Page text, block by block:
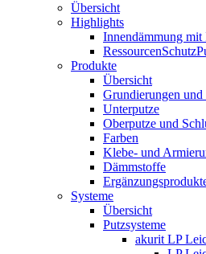
Übersicht
Highlights
Innendämmung
Produkte
Übersicht
Grundierungen
Unterputze
Oberputze und
Farben
Klebe- und
Dämmstoffe
Systeme
Übersicht
Putzsysteme
akurit LP